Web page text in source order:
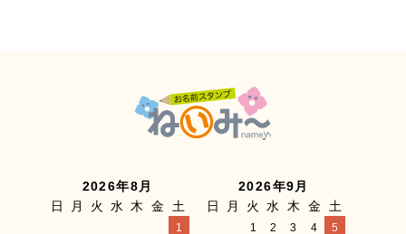
2026年8月
日
月 火 水 木 金 土
1
2026年9月
日
月 火 水 木 金 土
1 2 3 4 5